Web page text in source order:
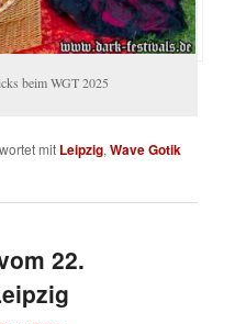
beim WGT 2025
mit Leipzig,Wave Gotik
22.